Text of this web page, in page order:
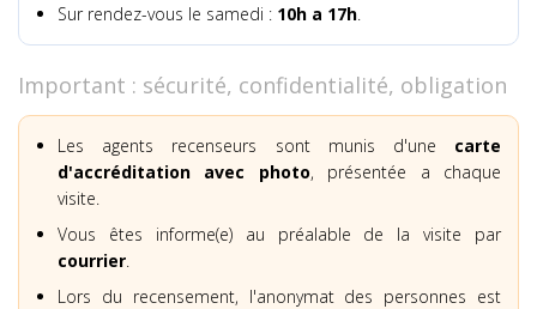
Sur rendez-vous le samedi : 10h a 17h.
Important : sécurité, confidentialité, obligation
Les agents recenseurs sont munis d'une carte
d'accréditation avec photo, présentée a chaque
visite.
Vous êtes informe(e) au préalable de la visite par
courrier.
Lors du recensement, l'anonymat des personnes est